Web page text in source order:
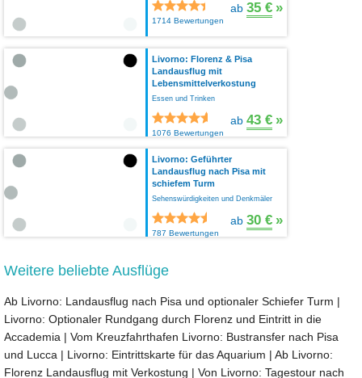
1714 Bewertungen
ab 35 € »
Livorno: Florenz & Pisa
Landausflug mit
Lebensmittelverkostung
Essen und Trinken
1076 Bewertungen
ab 43 € »
Livorno: Geführter
Landausflug nach Pisa mit
schiefem Turm
Sehenswürdigkeiten und Denkmäler
787 Bewertungen
ab 30 € »
Weitere beliebte Ausflüge
Ab Livorno: Landausflug nach Pisa und optionaler Schiefer Turm |
Livorno: Optionaler Rundgang durch Florenz und Eintritt in die
Accademia | Vom Kreuzfahrthafen Livorno: Bustransfer nach Pisa
und Lucca | Livorno: Eintrittskarte für das Aquarium | Ab Livorno:
Florenz Landausflug mit Verkostung | Von Livorno: Tagestour nach